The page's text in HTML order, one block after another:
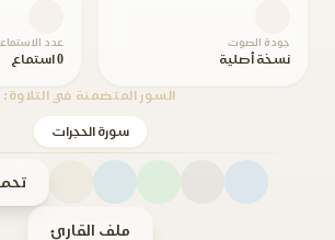
جودة الصوت
نسخة أصلية
عدد
0 استماع
السور المتضمنة في التلاوة:
سورة الحجرات
ملف القارئ